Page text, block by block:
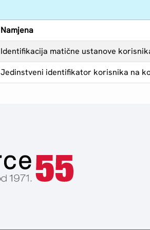
Namjena
Identifikacija matične ustanove
Jedinstveni identifikator korisnika na